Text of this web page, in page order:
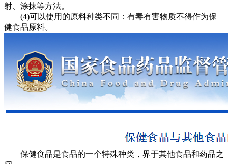
射、涂抹等方法。
(4)可以使用的原料种类不同：有毒有害物质不得作为保
健食品原料。
保健食品是食品的一个特殊种类，界于其他食品和药品之